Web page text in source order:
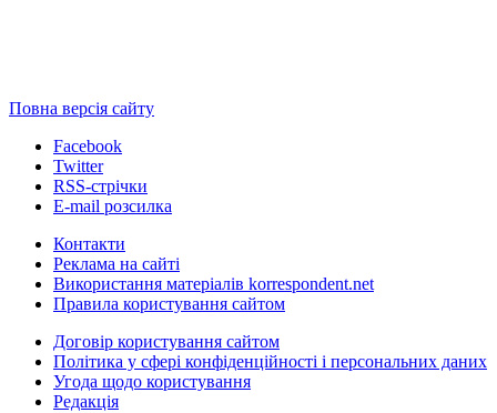
Повна версія сайту
Facebook
Twitter
RSS-стрічки
E-mail розсилка
Контакти
Реклама на сайті
Використання матеріалів korrespondent.net
Правила користування сайтом
Договір користування сайтом
Політика у сфері конфіденційності і персональних даних
Угода щодо користування
Редакція